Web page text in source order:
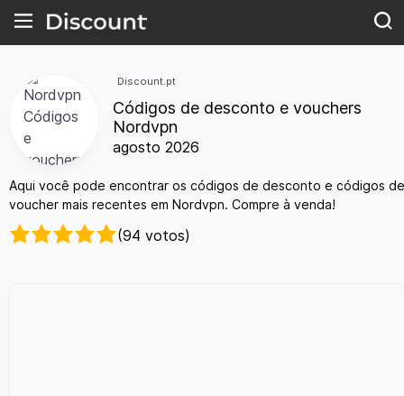
Discount.pt
Códigos de desconto e vouchers
Nordvpn
agosto 2026
Aqui você pode encontrar os códigos de desconto e códigos de
voucher mais recentes em Nordvpn. Compre à venda!
(94 votos)